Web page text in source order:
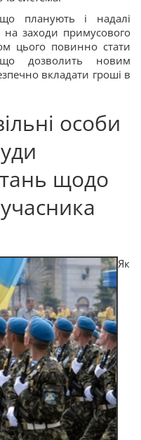
що планують і надалі
на заходи примусового
цього повинно стати
що дозволить новим
вкладати гроші в
особи
щодо
Як